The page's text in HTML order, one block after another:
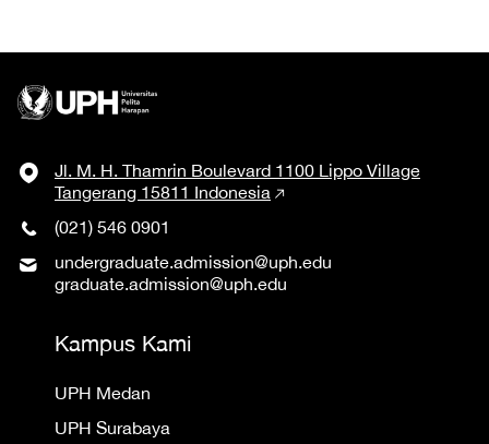
Jl. M. H. Thamrin Boulevard 1100 Lippo Village
Tangerang 15811 Indonesia
(021) 546 0901
undergraduate.admission@uph.edu
graduate.admission@uph.edu
Kampus Kami
UPH Medan
UPH Surabaya